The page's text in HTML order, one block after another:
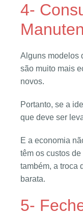
4-
Alguns modelos
são muito mais
novos.
Portanto, se a
que deve ser
E a economia
têm os custos
também, a troca
barata.
5-